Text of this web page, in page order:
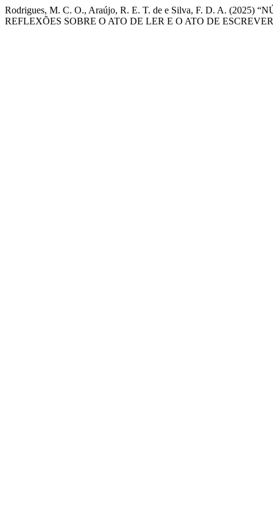
Rodrigues, M. C. O., Araújo, R. E. T. de e Silva, F. D. A.
REFLEXÕES SOBRE O ATO DE LER E O ATO DE